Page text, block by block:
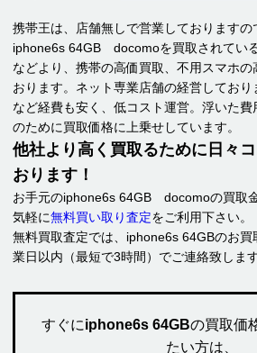
携帯王は、店舗無しで営業しておりますの
iphone6s 64GB docomoを買取されてい
などより、携帯の高価買取、不用スマホ
おります。ネット専業店舗の経営してお
など経費も安く、低コスト運営。浮いた
のために買取価格に上乗せしています。
他社より高く買取るために日々
おります！
お手元のiphone6s 64GB docomoの買取
気軽に無料買い取り査定をご利用下さい。
無料買取査定では、iphone6s 64GBのお
業日以内（最短で3時間）でご連絡致します
すぐにiphone6s 64GBの買取価
たい方は、